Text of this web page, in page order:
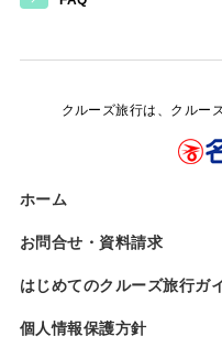
クルーズ旅行は、クルー
ホーム
お問合せ・資料請求
はじめてのクルーズ旅行ガ
個人情報保護方針